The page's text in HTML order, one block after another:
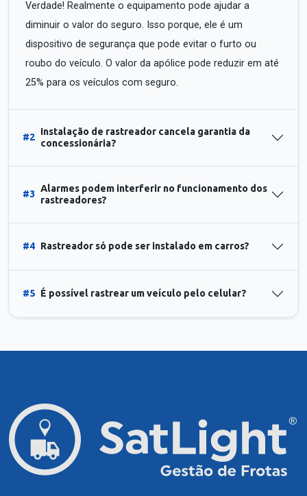
Verdade! Realmente o equipamento pode ajudar a
diminuir o valor do seguro. Isso porque, ele é um
dispositivo de segurança que pode evitar o furto ou
roubo do veículo. O valor da apólice pode reduzir em até
25% para os veículos com seguro.
#2
Instalação de rastreador cancela garantia da
concessionária?
#3
Alarmes podem interferir no funcionamento dos
rastreadores?
#4 Rastreador só pode ser instalado em carros?
#5 É possível rastrear um veículo pelo celular?